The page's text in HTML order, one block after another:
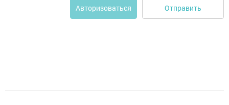
Авторизоваться Отправить